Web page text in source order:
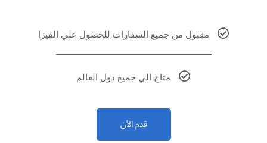
مقبول من جميع السفارات للحصول علي الفيزا
متاح الي جميع دول العالم
قدم الأن